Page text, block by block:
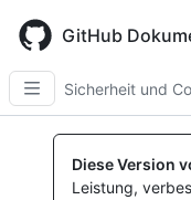
main
content
GitHub
Sicherheit und
Diese Version
Leistung,